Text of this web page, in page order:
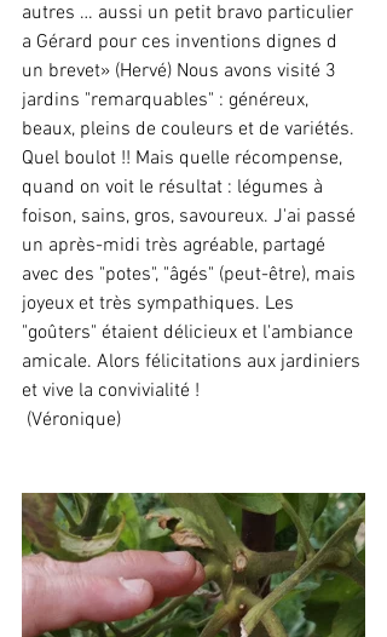
autres … aussi un petit bravo particulier
a Gérard pour ces inventions dignes d
un brevet» (Hervé) Nous avons visité 3
jardins "remarquables" : généreux,
beaux, pleins de couleurs et de variétés.
Quel boulot !! Mais quelle récompense,
quand on voit le résultat : légumes à
foison, sains, gros, savoureux. J'ai passé
un après-midi très agréable, partagé
avec des "potes", "âgés" (peut-être), mais
joyeux et très sympathiques. Les
"goûters" étaient délicieux et l'ambiance
amicale. Alors félicitations aux jardiniers
et vive la convivialité !
(Véronique)